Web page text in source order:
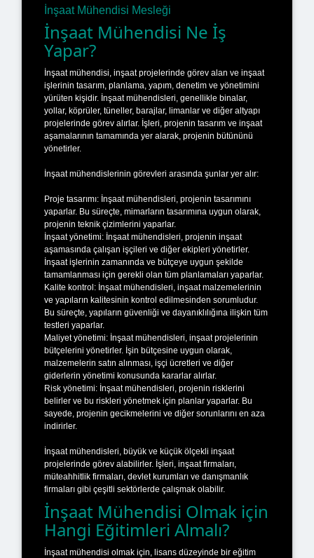
İnşaat Mühendisi Mesleği
İnşaat Mühendisi Ne İş
Yapar?
İnşaat mühendisi, inşaat projelerinde görev alan ve inşaat
işlerinin tasarım, planlama, yapım, denetim ve yönetimini
yürüten kişidir. İnşaat mühendisleri, genellikle binalar,
yollar, köprüler, tüneller, barajlar, limanlar ve diğer altyapı
projelerinde görev alırlar. İşleri, projenin tasarım ve inşaat
aşamalarının tamamında yer alarak, projenin bütününü
yönetirler.
İnşaat mühendislerinin görevleri arasında şunlar yer alır:
Proje tasarımı: İnşaat mühendisleri, projenin tasarımını
yaparlar. Bu süreçte, mimarların tasarımına uygun olarak,
projenin teknik çizimlerini yaparlar.
İnşaat yönetimi: İnşaat mühendisleri, projenin inşaat
aşamasında çalışan işçileri ve diğer ekipleri yönetirler.
İnşaat işlerinin zamanında ve bütçeye uygun şekilde
tamamlanması için gerekli olan tüm planlamaları yaparlar.
Kalite kontrol: İnşaat mühendisleri, inşaat malzemelerinin
ve yapıların kalitesinin kontrol edilmesinden sorumludur.
Bu süreçte, yapıların güvenliği ve dayanıklılığına ilişkin tüm
testleri yaparlar.
Maliyet yönetimi: İnşaat mühendisleri, inşaat projelerinin
bütçelerini yönetirler. İşin bütçesine uygun olarak,
malzemelerin satın alınması, işçi ücretleri ve diğer
giderlerin yönetimi konusunda kararlar alırlar.
Risk yönetimi: İnşaat mühendisleri, projenin risklerini
belirler ve bu riskleri yönetmek için planlar yaparlar. Bu
sayede, projenin gecikmelerini ve diğer sorunlarını en aza
indirirler.
İnşaat mühendisleri, büyük ve küçük ölçekli inşaat
projelerinde görev alabilirler. İşleri, inşaat firmaları,
müteahhitlik firmaları, devlet kurumları ve danışmanlık
firmaları gibi çeşitli sektörlerde çalışmak olabilir.
İnşaat Mühendisi Olmak için
Hangi Eğitimleri Almalı?
İnşaat mühendisi olmak için, lisans düzeyinde bir eğitim